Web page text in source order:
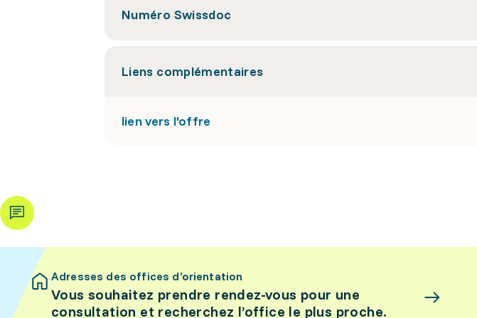
Numéro Swissdoc
Liens complémentaires
lien vers l'offre
Adresses des offices d’orientation
Vous souhaitez prendre rendez-vous pour une
consultation et recherchez l’office le plus proche.